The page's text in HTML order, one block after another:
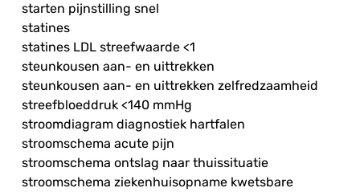
starten pijnstilling snel
statines
statines LDL streefwaarde <1
steunkousen aan- en uittrekken
steunkousen aan- en uittrekken zelfredzaamheid
streefbloeddruk <140 mmHg
stroomdiagram diagnostiek hartfalen
stroomschema acute pijn
stroomschema ontslag naar thuissituatie
stroomschema ziekenhuisopname kwetsbare